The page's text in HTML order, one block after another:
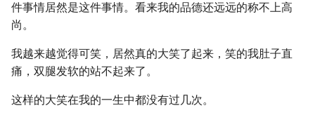
件事情居然是这件事情。看来我的品德还远远的称不上高
尚。
我越来越觉得可笑，居然真的大笑了起来，笑的我肚子直
痛，双腿发软的站不起来了。
这样的大笑在我的一生中都没有过几次。